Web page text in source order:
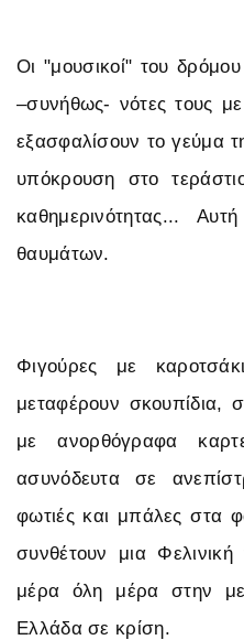
Οι "μουσικοί" του
–συνήθως- νότες τους
εξασφαλίσουν το γεύμα
υπόκρουση στο
καθημερινότητας...
θαυμάτων.
Φιγούρες με
μεταφέρουν σκουπίδια,
με ανορθόγραφα
ασυνόδευτα σε
φωτιές και μπάλες στα
συνθέτουν μια Φελινική
μέρα όλη μέρα στην
Ελλάδα σε κρίση.